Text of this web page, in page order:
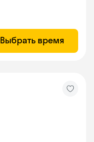
Выбрать время